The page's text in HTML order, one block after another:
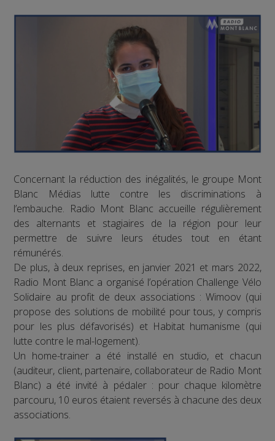
Concernant la réduction des inégalités, le groupe Mont
Blanc Médias lutte contre les discriminations à
l’embauche. Radio Mont Blanc accueille régulièrement
des alternants et stagiaires de la région pour leur
permettre de suivre leurs études tout en étant
rémunérés.
De plus, à deux reprises, en janvier 2021 et mars 2022,
Radio Mont Blanc a organisé l’opération Challenge Vélo
Solidaire au profit de deux associations : Wimoov (qui
propose des solutions de mobilité pour tous, y compris
pour les plus défavorisés) et Habitat humanisme (qui
lutte contre le mal-logement).
Un home-trainer a été installé en studio, et chacun
(auditeur, client, partenaire, collaborateur de Radio Mont
Blanc) a été invité à pédaler : pour chaque kilomètre
parcouru, 10 euros étaient reversés à chacune des deux
associations.